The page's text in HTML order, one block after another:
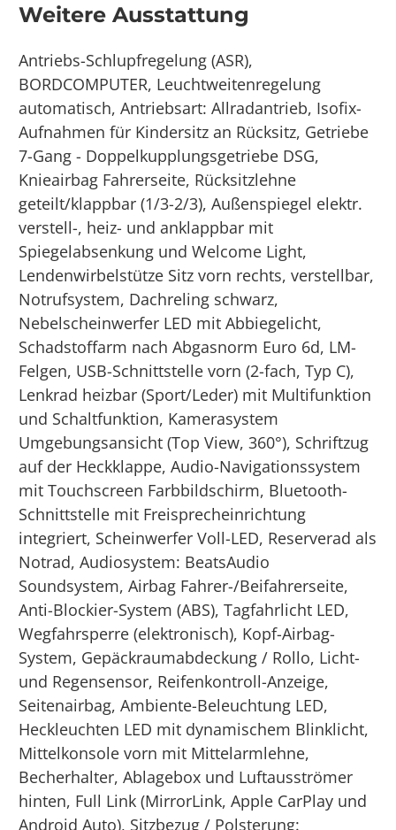
Weitere Ausstattung
Antriebs-Schlupfregelung (ASR),
BORDCOMPUTER, Leuchtweitenregelung
automatisch, Antriebsart: Allradantrieb, Isofix-
Aufnahmen für Kindersitz an Rücksitz, Getriebe
7-Gang - Doppelkupplungsgetriebe DSG,
Knieairbag Fahrerseite, Rücksitzlehne
geteilt/klappbar (1/3-2/3), Außenspiegel elektr.
verstell-, heiz- und anklappbar mit
Spiegelabsenkung und Welcome Light,
Lendenwirbelstütze Sitz vorn rechts, verstellbar,
Notrufsystem, Dachreling schwarz,
Nebelscheinwerfer LED mit Abbiegelicht,
Schadstoffarm nach Abgasnorm Euro 6d, LM-
Felgen, USB-Schnittstelle vorn (2-fach, Typ C),
Lenkrad heizbar (Sport/Leder) mit Multifunktion
und Schaltfunktion, Kamerasystem
Umgebungsansicht (Top View, 360°), Schriftzug
auf der Heckklappe, Audio-Navigationssystem
mit Touchscreen Farbbildschirm, Bluetooth-
Schnittstelle mit Freisprecheinrichtung
integriert, Scheinwerfer Voll-LED, Reserverad als
Notrad, Audiosystem: BeatsAudio
Soundsystem, Airbag Fahrer-/Beifahrerseite,
Anti-Blockier-System (ABS), Tagfahrlicht LED,
Wegfahrsperre (elektronisch), Kopf-Airbag-
System, Gepäckraumabdeckung / Rollo, Licht-
und Regensensor, Reifenkontroll-Anzeige,
Seitenairbag, Ambiente-Beleuchtung LED,
Heckleuchten LED mit dynamischem Blinklicht,
Mittelkonsole vorn mit Mittelarmlehne,
Becherhalter, Ablagebox und Luftausströmer
hinten, Full Link (MirrorLink, Apple CarPlay und
Android Auto), Sitzbezug / Polsterung: